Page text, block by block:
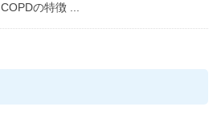
COPDの特徴 ...